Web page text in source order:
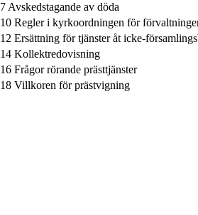
Avskedstagande av döda
Regler i kyrkoordningen för
Ersättning för tjänster åt icke-
Kollektredovisning
Frågor rörande prästtjänster
Villkoren för prästvigning